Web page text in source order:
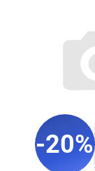
-20%